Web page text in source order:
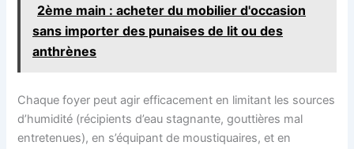
2ème main : acheter du mobilier d'occasion
sans importer des punaises de lit ou des
anthrènes
Chaque foyer peut agir efficacement en limitant les sources
d’humidité (récipients d’eau stagnante, gouttières mal
entretenues), en s’équipant de moustiquaires, et en